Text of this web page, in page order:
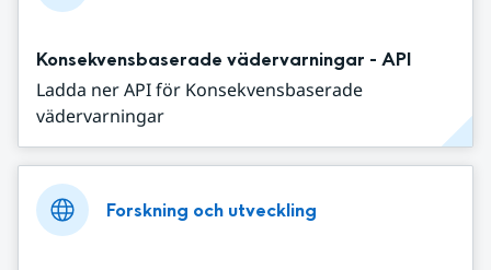
Konsekvensbaserade vädervarningar - API
Ladda ner API för Konsekvensbaserade
vädervarningar
Forskning och utveckling